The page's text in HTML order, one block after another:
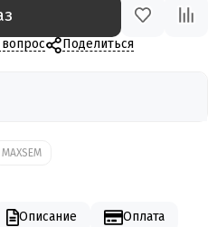
вопрос Поделиться
MAXSEM
Описание
Оплата